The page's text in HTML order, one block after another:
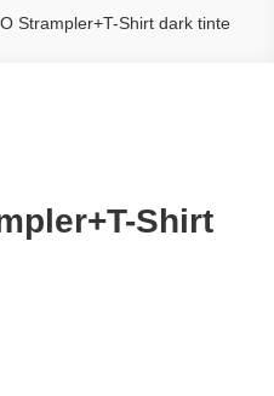
Strampler+T-Shirt dark tinte
Shirt